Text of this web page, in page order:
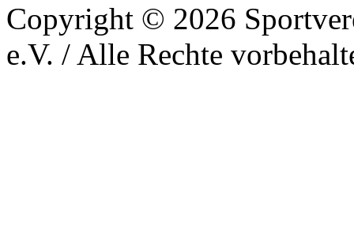
Copyright © 2026
e.V. / Alle Rechte